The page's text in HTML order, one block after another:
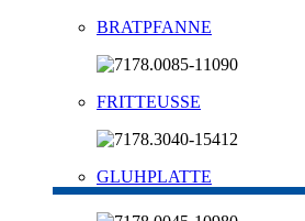
BRATPFANNE
FRITTEUSSE
GLUHPLATTE